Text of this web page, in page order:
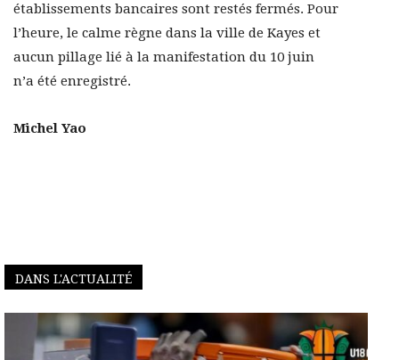
établissements bancaires sont restés fermés. Pour
l’heure, le calme règne dans la ville de Kayes et
aucun pillage lié à la manifestation du 10 juin
n’a été enregistré.
Michel Yao
DANS L'ACTUALITÉ